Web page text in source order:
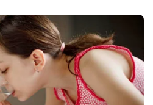
Driver In Shock